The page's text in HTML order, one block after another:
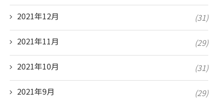
2021年12月 (31)
2021年11月 (29)
2021年10月 (31)
2021年9月 (29)